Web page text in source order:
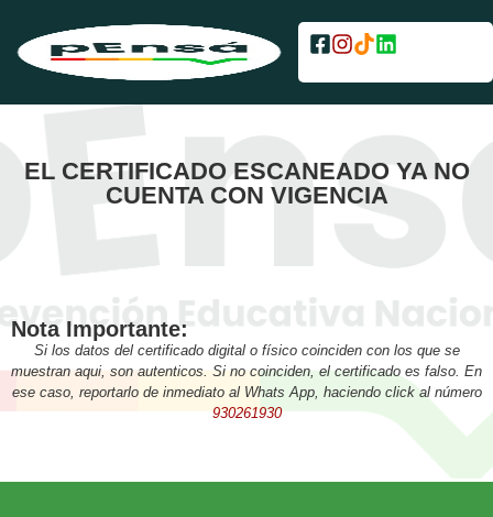
EL CERTIFICADO ESCANEADO YA NO
CUENTA CON VIGENCIA
Nota Importante:
Si los datos del certificado digital o físico coinciden con los que se
muestran aqui, son autenticos. Si no coinciden, el certificado es falso. En
ese caso, reportarlo de inmediato al Whats App, haciendo click al número
930261930